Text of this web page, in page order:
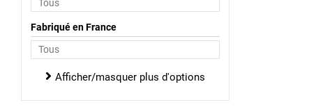
Fabriqué en France
Afficher/masquer plus d'options